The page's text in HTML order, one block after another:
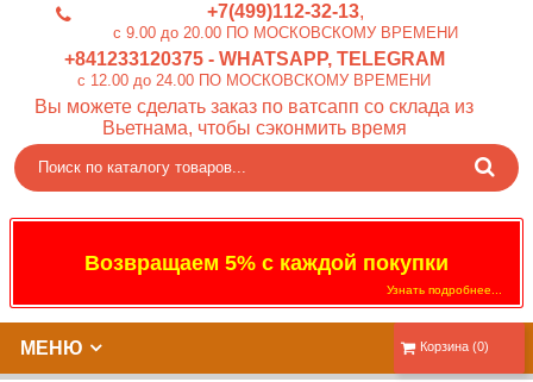
+7(499)112-32-13
c 9.00 до 20.00 ПО МОСКОВСКОМУ ВРЕМЕНИ
+841233120375- WHATSAPP, TELEGRAM
c 12.00 до 24.00 ПО МОСКОВСКОМУ ВРЕМЕНИ
Вы можете сделать заказ по ватсапп со склада из
Вьетнама, чтобы сэконмить время
Возвращаем 5% с каждой покупки
Узнать подробнее...
Корзина (0)
МЕНЮ